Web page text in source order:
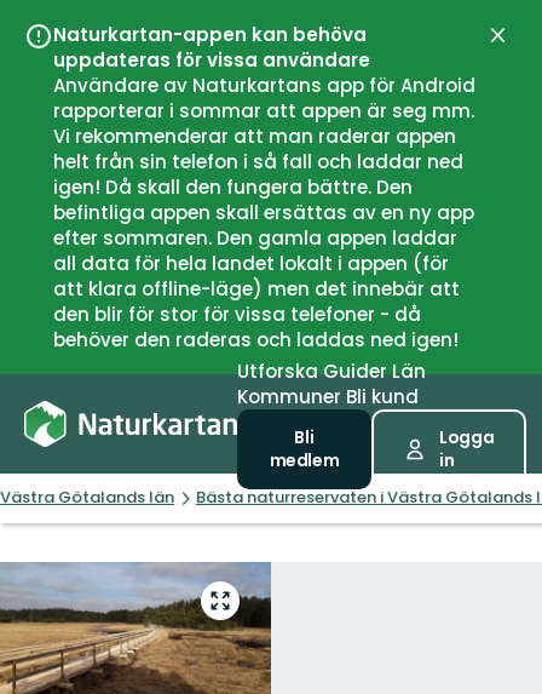
Naturkartan-appen kan behöva
uppdateras för vissa användare
Användare av Naturkartans app för Android
rapporterar i sommar att appen är seg mm.
Vi rekommenderar att man raderar appen
helt från sin telefon i så fall och laddar ned
igen! Då skall den fungera bättre. Den
befintliga appen skall ersättas av en ny app
efter sommaren. Den gamla appen laddar
all data för hela landet lokalt i appen (för
att klara offline-läge) men det innebär att
den blir för stor för vissa telefoner - då
behöver den raderas och laddas ned igen!
UtforskaGuiderLän
Kommuner Bli kund
Bli
medlem
Logga
in
Västra Götalands län Bästa naturreservaten i Västra Götalands
Gå
till
helskärmsläge